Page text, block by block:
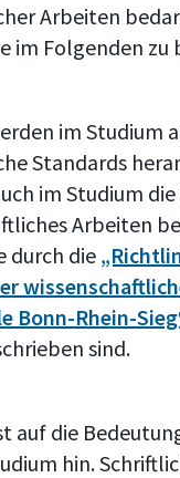
Arbeiten
im Folgenden zu
im Studium
Standards
im Studium
Arbeiten
durch die
Bonn-Rhein-
sind.
auf die
hin.